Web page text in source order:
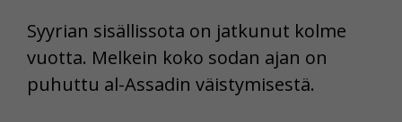
Syyrian sisällissota on jatkunut kolme
vuotta. Melkein koko sodan ajan on
puhuttu al-Assadin väistymisestä.